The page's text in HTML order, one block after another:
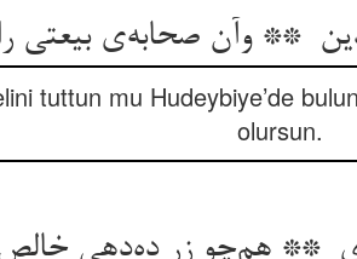
tuttun mu Hudeybiye’de
olursun.